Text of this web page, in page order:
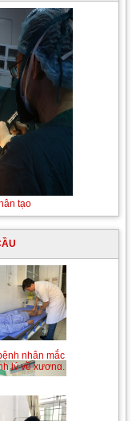
tạo
nhân mắc
lý về xương,
khớp